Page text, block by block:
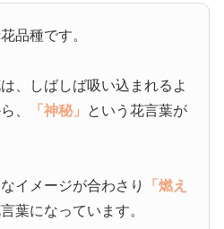
品種です。
、しばしば吸い込まれるよ
、
「神秘」 という花言葉が
イメージが合わさり
「燃え
葉になっています。